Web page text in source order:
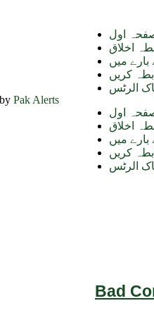
Bad
Pak Alerts
اول
اخلاق
بارے میں
کریں
اول
اخلاق
بارے میں
کریں